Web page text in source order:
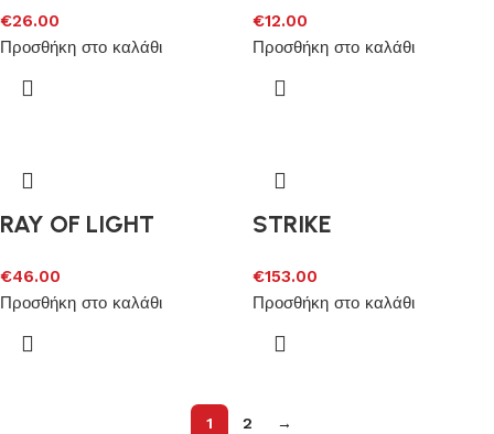
€26.00
Προσθήκη στο καλάθι
€12.00
Προσθήκη στο καλάθι
RAY OF LIGHT
€46.00
Προσθήκη στο καλάθι
STRIKE
€153.00
Προσθήκη στο καλάθι
1 2 →